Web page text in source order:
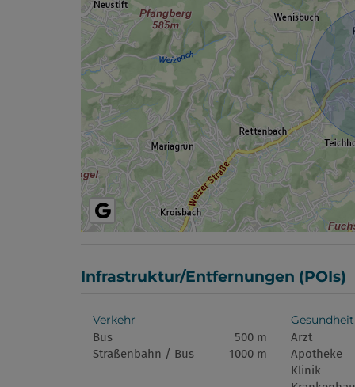
Infrastruktur/Entfernungen (POIs)
Verkehr
Bus
500 m
Straßenbahn / Bus
1000 m
Gesundheit
Arzt
Apotheke
Klinik